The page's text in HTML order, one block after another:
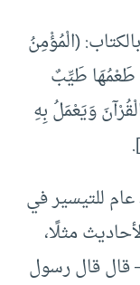
(الْمُؤْمِنُ
طَعْمُهَا طَيِّبٌ
وَيَعْمَلُ بِهِ
للتيسير في
مثلًا،
قال قال رسول